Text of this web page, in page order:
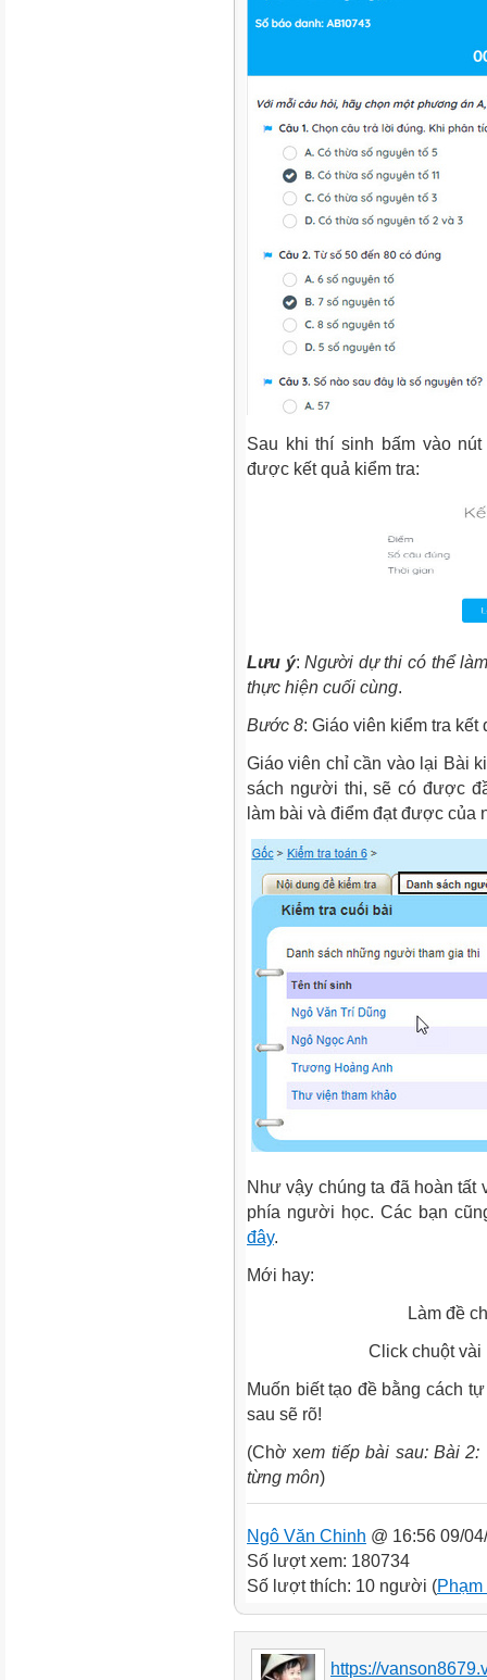
Sau khi thí sinh bấm vào
được kết quả kiểm tra:
Lưu ý:Người dự thi có thể
thực hiện cuối cùng.
Bước 8: Giáo viên kiểm tra
Giáo viên chỉ cần vào lại Bài
sách người thi, sẽ có được
làm bài và điểm đạt được của
Như vậy chúng ta đã hoàn tất
phía người học. Các bạn
đây.
Mới hay:
Làm đề chẳng
Click chuột vài phát
Muốn biết tạo đề bằng cách
sau sẽ rõ!
(Chờ xem tiếp bài sau: Bài
từng môn)
Ngô Văn Chinh @ 16:56 09/
Số lượt xem: 180734
Số lượt thích: 10 người (
https://